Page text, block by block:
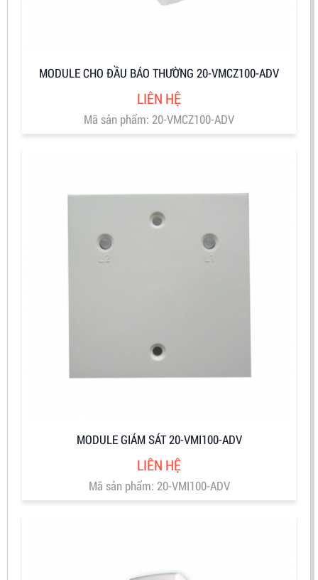
MODULE CHO ĐẦU BÁO THƯỜNG 20-VMCZ100-ADV
LIÊN HỆ
Mã sản phẩm: 20-VMCZ100-ADV
MODULE GIÁM SÁT 20-VMI100-ADV
LIÊN HỆ
Mã sản phẩm: 20-VMI100-ADV